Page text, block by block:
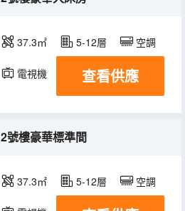
37.3㎡ 5-12層 空調
電視機 冰箱
查看供應
2號樓豪華標準間
37.3㎡ 5-12層 空調